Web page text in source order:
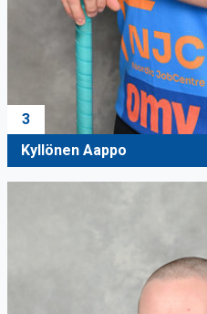
3
Kyllönen Aappo